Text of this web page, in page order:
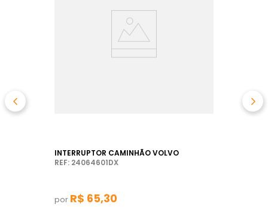
INTERRUPTOR CAMINHÃO VOLVO
REF: 24064601DX
por R$ 65,30